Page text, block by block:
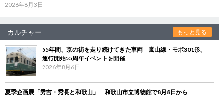
2026年8月3日
カルチャー もっと見る
55年間、京の街を走り続けてきた車両 嵐山線・モボ301形、
運行開始55周年イベントを開催
2026年8月6日
夏季企画展「秀吉・秀長と和歌山」 和歌山市立博物館で8月8日から